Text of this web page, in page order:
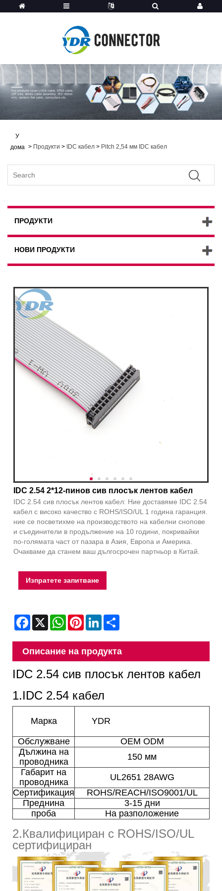
У
дома > Продукти > IDC кабел > Pitch 2,54 мм IDC кабел
ПРОДУКТИ
НОВИ ПРОДУКТИ
IDC 2.54 2*12-пинов сив плосък лентов кабел
IDC 2.54 сив плосък лентов кабел: Ние доставяме IDC 2.54
кабел с високо качество с ROHS/ISO/UL 1 година гаранция.
ние се посветихме на производството на кабелни снопове
и съединители в продължение на 10 години, покривайки
по-голямата част от пазара в Азия, Европа и Америка.
Очакваме да станем ваш дългосрочен партньор в Китай.
Изпратете запитване
Facebook
X WhatsAppPinterestLinkedIn
Описание на продукта
IDC 2.54 сив плосък лентов кабел
1.IDC 2.54 кабел
Марка YDR
Обслужване
OEM ODM
Дължина на
проводника
150 мм
Габарит на
проводника
UL2651 28AWG
Сертификация
ROHS/REACH/ISO9001/UL
Преднина
3-15 дни
проба
На разположение
2.Квалифициран с ROHS/ISO/UL
сертифициран